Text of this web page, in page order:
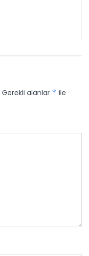
Gerekli alanlar * ile